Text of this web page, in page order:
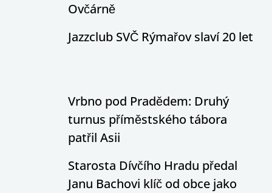
Ovčárně
Jazzclub SVČ Rýmařov slaví 20 let
Vrbno pod Pradědem: Druhý
turnus příměstského tábora
patřil Asii
Starosta Dívčího Hradu předal
Janu Bachovi klíč od obce jako